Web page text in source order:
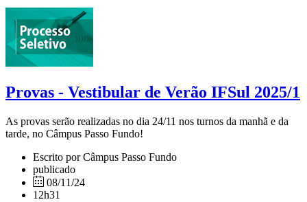
Provas - Vestibular de Verão IFSul 2025/1
As provas serão realizadas no dia 24/11 nos turnos da manhã e da
tarde, no Câmpus Passo Fundo!
Escrito por Câmpus Passo Fundo
publicado
08/11/24
12h31